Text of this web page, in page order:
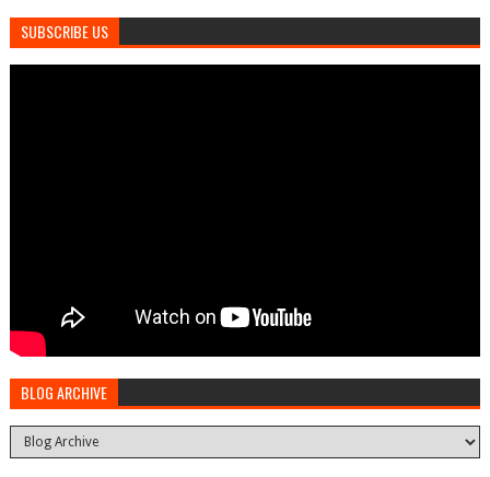
SUBSCRIBE US
BLOG ARCHIVE